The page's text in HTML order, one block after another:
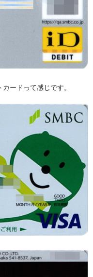
ードって感じです。